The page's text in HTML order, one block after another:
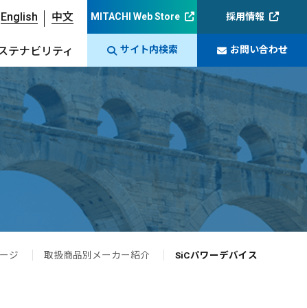
English 中文
テナビリティ
MITACHI Web Store 採用情報
サイト内検索 お問い合わせ
ジ 取扱商品別メーカー紹介 SiCパワーデバイス